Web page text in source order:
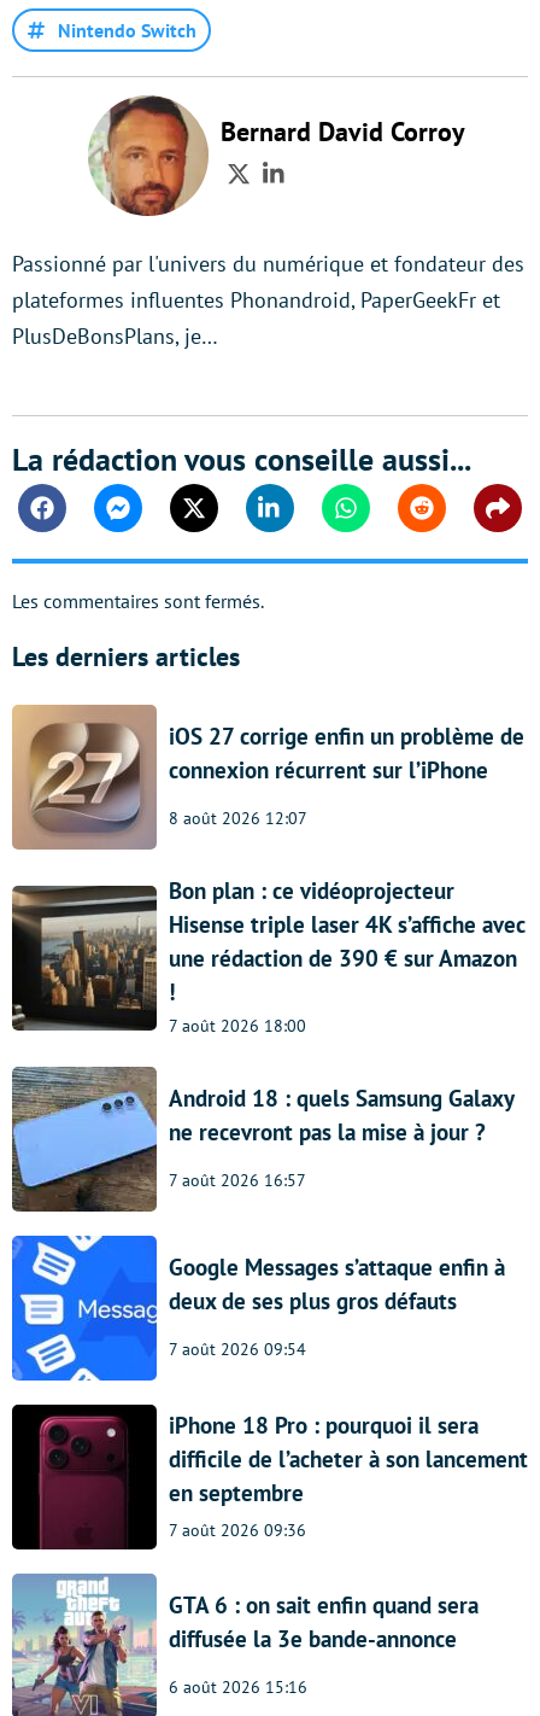
Nintendo Switch
Bernard David Corroy
TwitterLinkedIn
Passionné par l'univers du numérique et fondateur des
plateformes influentes Phonandroid, PaperGeekFr et
PlusDeBonsPlans, je…
La rédaction vous conseille aussi...
FacebookMessengerTwitter Linkedin WhatsappReddit
Les commentaires sont fermés.
Les derniers articles
iOS 27 corrige enfin un problème de
connexion récurrent sur l’iPhone
8 août 2026 12:07
Bon plan : ce vidéoprojecteur
Hisense triple laser 4K s’affiche avec
une rédaction de 390 € sur Amazon
!
7 août 2026 18:00
Android 18 : quels Samsung Galaxy
ne recevront pas la mise à jour ?
7 août 2026 16:57
Google Messages s’attaque enfin à
deux de ses plus gros défauts
7 août 2026 09:54
iPhone 18 Pro : pourquoi il sera
difficile de l’acheter à son lancement
en septembre
7 août 2026 09:36
GTA 6 : on sait enfin quand sera
diffusée la 3e bande-annonce
6 août 2026 15:16